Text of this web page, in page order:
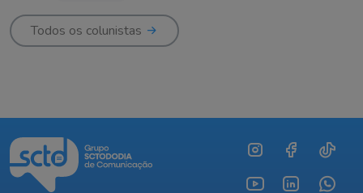
Todos os colunistas